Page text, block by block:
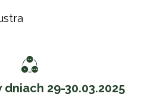
dniach 29-30.03.2025